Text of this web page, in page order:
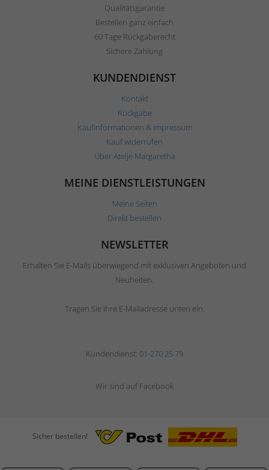
Qualitätsgarantie
Bestellen ganz einfach
60 Tage Rückgaberecht
Sichere Zahlung
KUNDENDIENST
Kontakt
Rückgabe
Kaufinformationen & Impressum
Kauf widerrufen
Über Ateljé Margaretha
MEINE DIENSTLEISTUNGEN
Meine Seiten
Direkt bestellen
NEWSLETTER
Erhalten Sie E-Mails überwiegend mit exklusiven Angeboten und
Neuheiten.
Tragen Sie Ihre E-Mailadresse unten ein.
Kundendienst: 01-270 25 79
Wir sind auf Facebook
Sicher bestellen!